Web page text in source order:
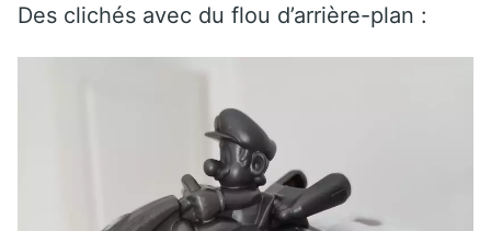
Des clichés avec du flou d’arrière-plan :